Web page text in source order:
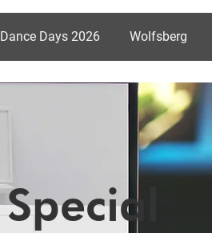
Dance Days 2026 Wolfsberg